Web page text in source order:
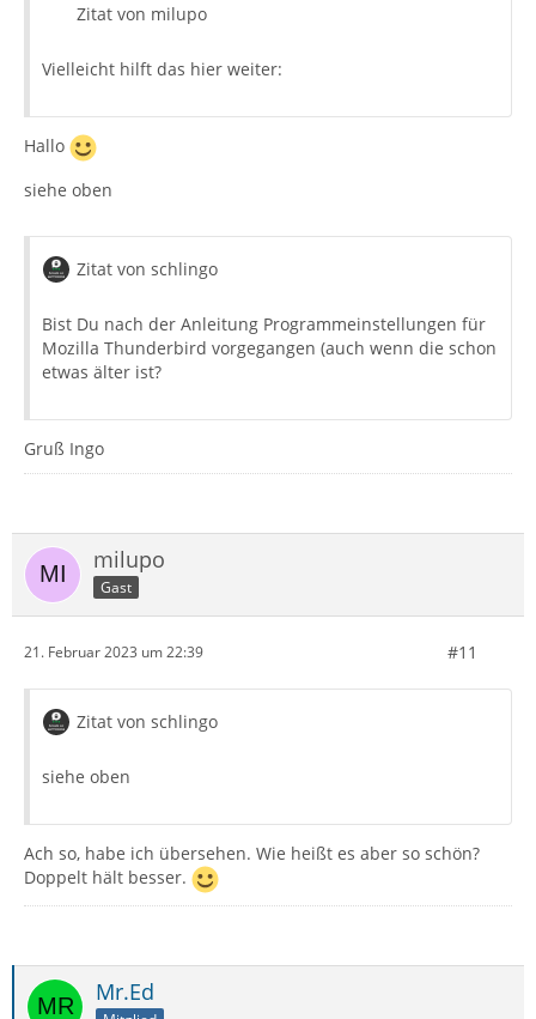
Zitat von milupo
Vielleicht hilft das hier weiter:
Hallo
siehe oben
Zitat von schlingo
Bist Du nach der Anleitung Programmeinstellungen für
Mozilla Thunderbird vorgegangen (auch wenn die schon
etwas älter ist?
Gruß Ingo
milupo
Gast
21. Februar 2023 um 22:39 #11
Zitat von schlingo
siehe oben
Ach so, habe ich übersehen. Wie heißt es aber so schön?
Doppelt hält besser.
Mr.Ed